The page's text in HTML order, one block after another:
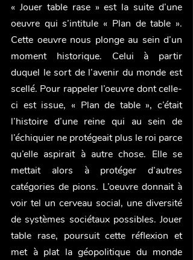
« Jouer table rase » est la suite d’une
oeuvre qui s’intitule « Plan de table ».
Cette oeuvre nous plonge au sein d’un
moment historique. Celui à partir
duquel le sort de l’avenir du monde est
scellé. Pour rappeler l’oeuvre dont celle-
ci est issue, « Plan de table », c’était
l’histoire d’une reine qui au sein de
l’échiquier ne protégeait plus le roi parce
qu’elle aspirait à autre chose. Elle se
mettait alors à protéger d’autres
catégories de pions. L’oeuvre donnait à
voir tel un cerveau social, une diversité
de systèmes sociétaux possibles. Jouer
table rase, poursuit cette réflexion et
met à plat la géopolitique du monde